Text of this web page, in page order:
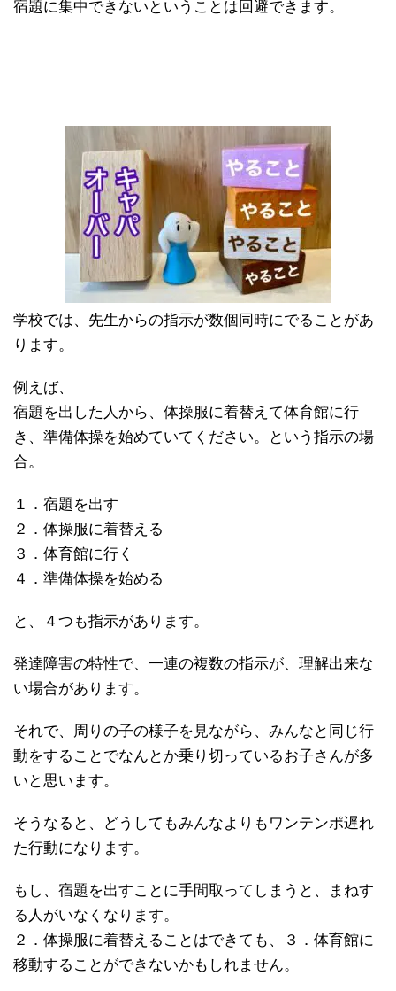
宿題に集中できないということは回避できます。
学校では、先生からの指示が数個同時にでることがあ
ります。
例えば、
宿題を出した人から、体操服に着替えて体育館に行
き、準備体操を始めていてください。という指示の場
合。
１．宿題を出す
２．体操服に着替える
３．体育館に行く
４．準備体操を始める
と、４つも指示があります。
発達障害の特性で、一連の複数の指示が、理解出来な
い場合があります。
それで、周りの子の様子を見ながら、みんなと同じ行
動をすることでなんとか乗り切っているお子さんが多
いと思います。
そうなると、どうしてもみんなよりもワンテンポ遅れ
た行動になります。
もし、宿題を出すことに手間取ってしまうと、まねす
る人がいなくなります。
２．体操服に着替えることはできても、３．体育館に
移動することができないかもしれません。